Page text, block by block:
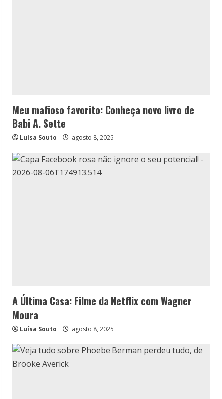
Meu mafioso favorito: Conheça novo livro de
Babi A. Sette
Luísa Souto agosto 8, 2026
A Última Casa: Filme da Netflix com Wagner
Moura
Luísa Souto agosto 8, 2026